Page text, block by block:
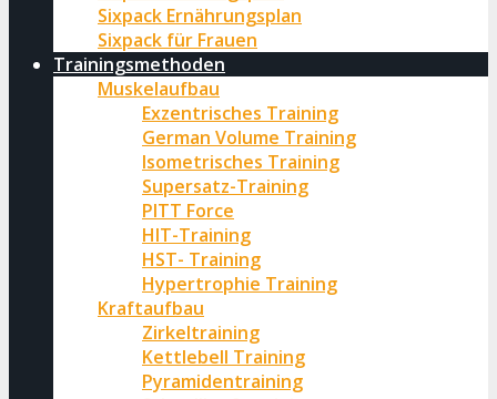
Sixpack Ernährungsplan
Sixpack für Frauen
Trainingsmethoden
Muskelaufbau
Exzentrisches Training
German Volume Training
Isometrisches Training
Supersatz-Training
PITT Force
HIT-Training
HST- Training
Hypertrophie Training
Kraftaufbau
Zirkeltraining
Kettlebell Training
Pyramidentraining